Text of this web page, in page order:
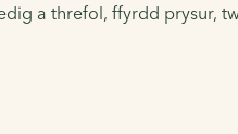
a threfol, ffyrdd prysur,